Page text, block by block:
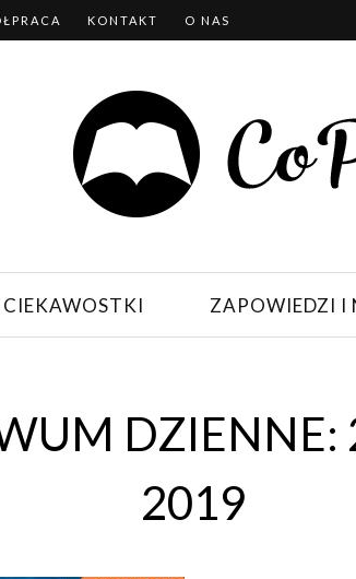
KONTAKT O NAS
CIEKAWOSTKI ZAPOWIEDZI I
DZIENNE:
2019